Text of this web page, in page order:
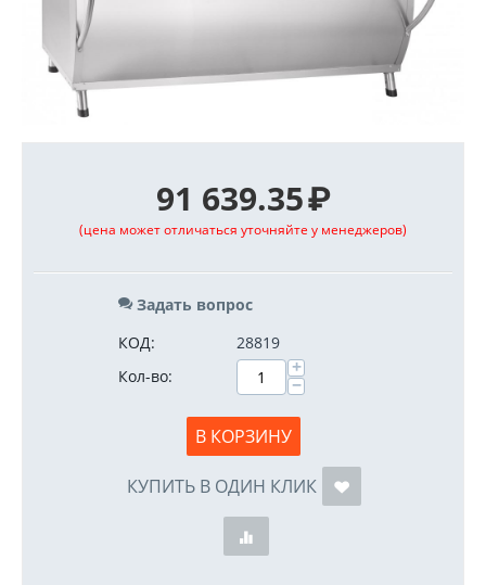
91 639.35₽
(цена может отличаться уточняйте у менеджеров)
Задать вопрос
КОД:
28819
Кол-во:
+
−
В КОРЗИНУ
КУПИТЬ В ОДИН КЛИК